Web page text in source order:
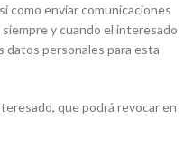
como enviar comunicaciones
y cuando el interesado
personales para esta
que podrá revocar en